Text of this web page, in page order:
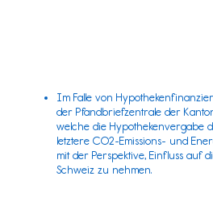
Im Falle von
der Pfandbriefzentraleder
welche die Hypothekenvergabe
letztere CO2-Emissions- und
mit der Perspektive, Einfluss auf
Schweiz zu nehmen.